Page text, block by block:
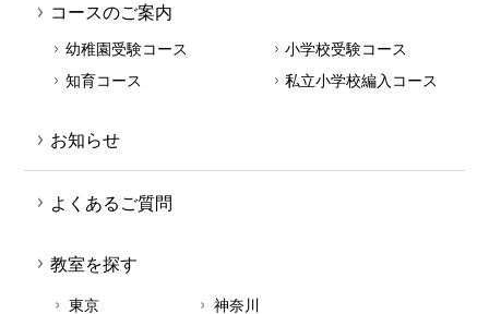
コースのご案内
幼稚園受験コース
小学校受験コース
知育コース
私立小学校編入コース
お知らせ
よくあるご質問
教室を探す
東京 神奈川